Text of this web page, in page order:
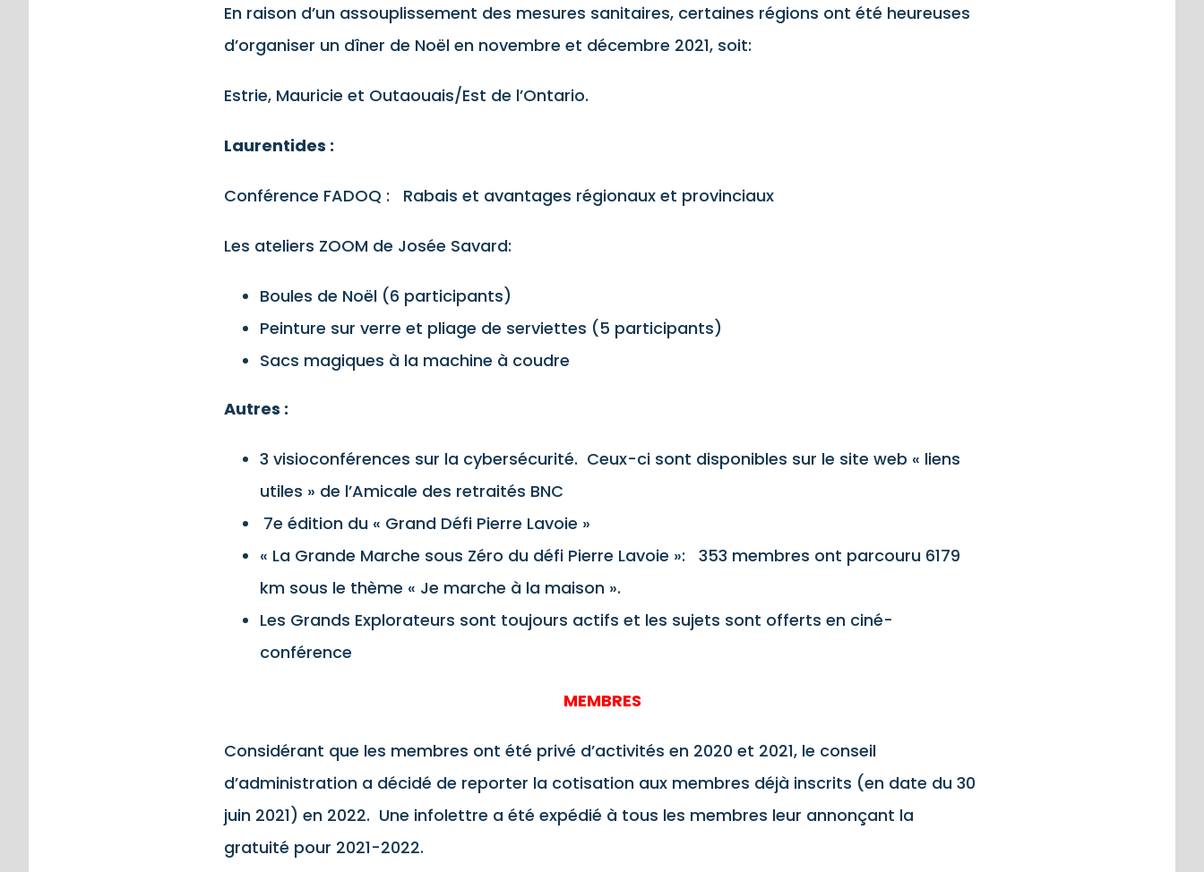
En raison d’un assouplissement des mesures sanitaires, certaines régions ont été heureuses
d’organiser un dîner de Noël en novembre et décembre 2021, soit:
Estrie, Mauricie et Outaouais/Est de l’Ontario.
Laurentides :
Conférence FADOQ : Rabais et avantages régionaux et provinciaux
Les ateliers ZOOM de Josée Savard:
Boules de Noël (6 participants)
Peinture sur verre et pliage de serviettes (5 participants)
Sacs magiques à la machine à coudre
Autres :
3 visioconférences sur la cybersécurité. Ceux-ci sont disponibles sur le site web « liens
utiles » de l’Amicale des retraités BNC
7e édition du « Grand Défi Pierre Lavoie »
« La Grande Marche sous Zéro du défi Pierre Lavoie »: 353 membres ont parcouru 6179
km sous le thème « Je marche à la maison ».
Les Grands Explorateurs sont toujours actifs et les sujets sont offerts en ciné-
conférence
MEMBRES
Considérant que les membres ont été privé d’activités en 2020 et 2021, le conseil
d’administration a décidé de reporter la cotisation aux membres déjà inscrits (en date du 30
juin 2021) en 2022. Une infolettre a été expédié à tous les membres leur annonçant la
gratuité pour 2021-2022.